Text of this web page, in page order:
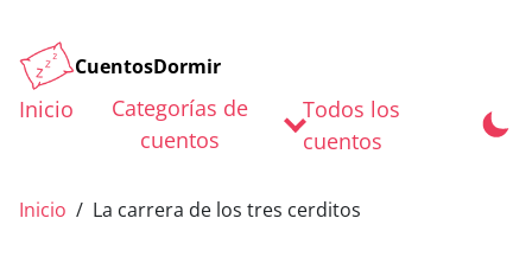
CuentosDormir
Inicio
Categorías de
cuentos
Todos los
cuentos
Inicio La carrera de los tres cerditos